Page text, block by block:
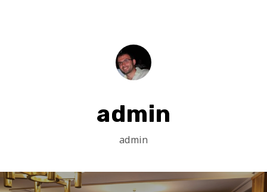
admin
admin
Home
Serious Games
EU Proposal